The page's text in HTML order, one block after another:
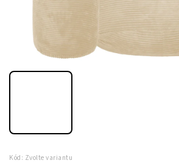
Kód: Zvolte variantu